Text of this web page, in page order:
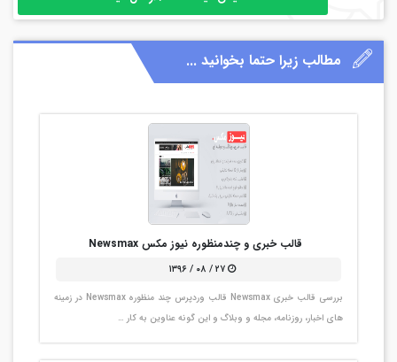
مطالب زیرا حتما بخوانید ...
قالب خبری و چندمنظوره نیوز مکس Newsmax
۲۷ / ۰۸ / ۱۳۹۶
بررسی قالب خبری Newsmax قالب وردپرس چند منظوره Newsmax در زمینه
های اخبار، روزنامه، مجله و وبلاگ و این گونه عناوین به کار …